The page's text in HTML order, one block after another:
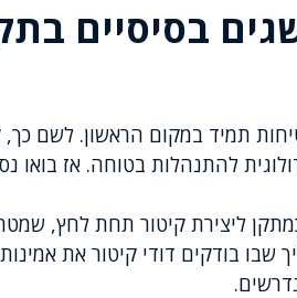
בסיסיים
תמיד במקום הראשון. לשם
להתנהלות בטוחה. אז בואו
ליצירת קיטור תחת לחץ,
שבו בודקים דודי קיטור את